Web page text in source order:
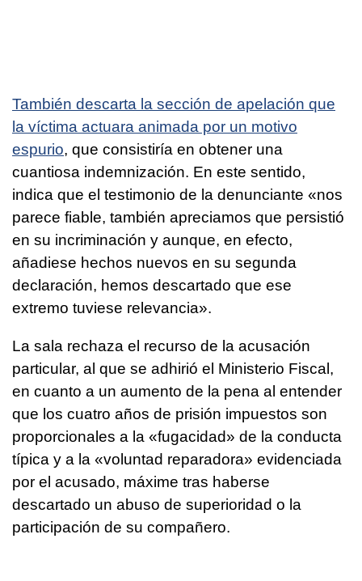
También descarta la sección de apelación que
la víctima actuara animada por un motivo
espurio, que consistiría en obtener una
cuantiosa indemnización. En este sentido,
indica que el testimonio de la denunciante «nos
parece fiable, también apreciamos que persistió
en su incriminación y aunque, en efecto,
añadiese hechos nuevos en su segunda
declaración, hemos descartado que ese
extremo tuviese relevancia».
La sala rechaza el recurso de la acusación
particular, al que se adhirió el Ministerio Fiscal,
en cuanto a un aumento de la pena al entender
que los cuatro años de prisión impuestos son
proporcionales a la «fugacidad» de la conducta
típica y a la «voluntad reparadora» evidenciada
por el acusado, máxime tras haberse
descartado un abuso de superioridad o la
participación de su compañero.